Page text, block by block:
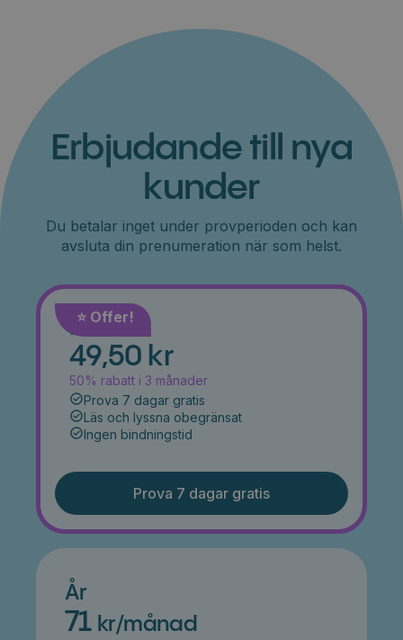
Erbjudande till nya
kunder
Du betalar inget under provperioden och kan
avsluta din prenumeration när som helst.
⭐️ Offer!
Månad
49,50 kr
50% rabatt i 3 månader
Prova 7 dagar gratis
Läs och lyssna obegränsat
Ingen bindningstid
Prova 7 dagar gratis
År
71 kr/månad